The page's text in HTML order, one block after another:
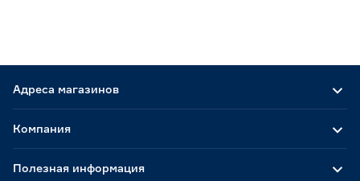
Адреса магазинов
Компания
Полезная информация